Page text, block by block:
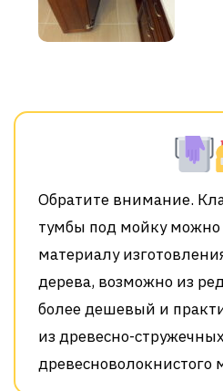
Обратите внимание.
тумбы под мойку можно
материалу
дерева, возможно из
более дешевый и
из древесно-
древесноволокнистого